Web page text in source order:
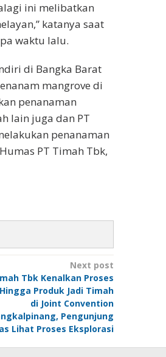
ini melibatkan
katanya saat
waktu lalu.
di Bangka Barat
mangrove di
penanaman
lain juga dan PT
penanaman
PT Timah Tbk,
Next post
Tbk Kenalkan Proses
Produk Jadi Timah
di Joint Convention
Pengunjung
Lihat Proses Eksplorasi